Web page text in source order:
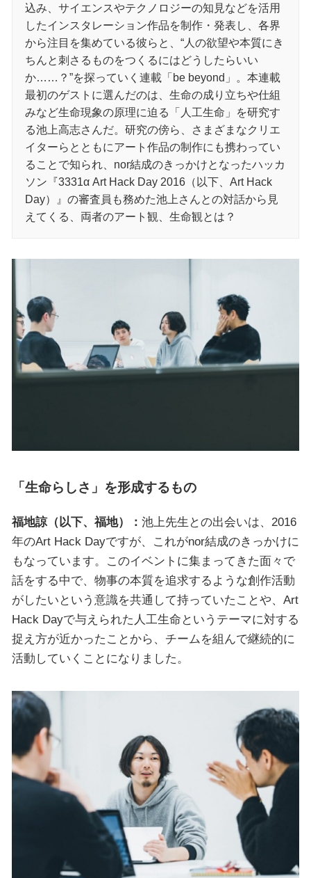
込み、サイエンスやテクノロジーの知見などを活用
したインスタレーション作品を制作・発表し、各界
から注目を集めている彼らと、“人の欲望や本質にき
ちんと刺さるものをつくるにはどうしたらいい
か……？”を探っていく連載「be beyond」。本連載
最初のゲストに選んだのは、生命の成り立ちや仕組
みなど生命現象の原理に迫る「人工生命」を研究す
る池上高志さんだ。研究の傍ら、さまざまなクリエ
イターらとともにアート作品の制作にも携わってい
ることで知られ、nor結成のきっかけとなったハッカ
ソン『3331α Art Hack Day 2016（以下、Art Hack
Day）』の審査員も務めた池上さんとの対話から見
えてくる、両者のアート観、生命観とは？
「生命らしさ」を形成するもの
福地諒（以下、福地）： 池上先生との出会いは、2016
年のArt Hack Dayですが、これがnor結成のきっかけに
もなっています。このイベントに集まってきた面々で
話をする中で、物事の本質を追求するような創作活動
がしたいという意識を共通して持っていたことや、Art
Hack Dayで与えられた人工生命というテーマに対する
捉え方が近かったことから、チームを組んで継続的に
活動していくことになりました。